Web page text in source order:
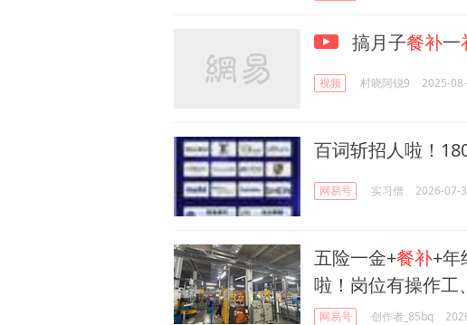
搞月子餐补一
视频 村晓阿锐9 2025-
百词斩招人啦！
网易号 实习僧 2026-07-
五险一金+餐补+年
啦！岗位有操作
网易号 创作者_85bq